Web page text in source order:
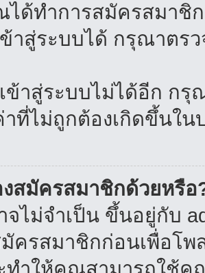
ด้ทำการสมัครสมาชิ
าสู่ระบบได้ กรุณาตร
ข้าสู่ระบบไม่ได้อีก กรุ
ที่ไม่ถูกต้องเกิดขึ้นใน
งสมัครสมาชิกด้วยหรือ
ไม่จำเป็น ขึ้นอยู่กับ
ครสมาชิกก่อนเพื่อโพ